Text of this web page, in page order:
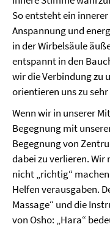
So entsteht ein
Anspannung und
in der Wirbelsäule
entspannt in den
wir die Verbindung zu
orientieren uns zu
Wenn wir in unserer
Begegnung mit
Begegnung von
dabei zu verlieren. Wir
nicht „richtig“
Helfen verausgaben.
Massage“ und die
von Osho: „Hara“